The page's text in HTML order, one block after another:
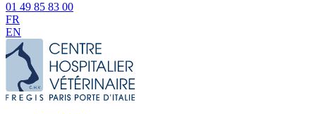
01 49 85 83 00
FR
EN